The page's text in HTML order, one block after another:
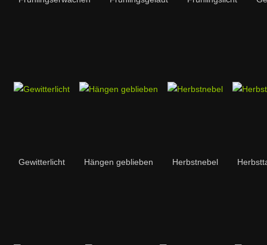
Gewitterlicht Hängen geblieben Herbstnebel